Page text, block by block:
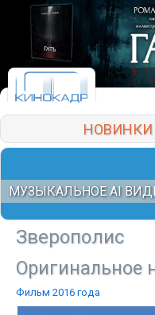
НОВИНКИ
МУЗЫКАЛЬНОЕ AI
Зверополис
Оригинальное
Фильм 2016 года